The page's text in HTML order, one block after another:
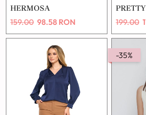
HERMOSA
159.00 98.58 RON 199.00
-35%